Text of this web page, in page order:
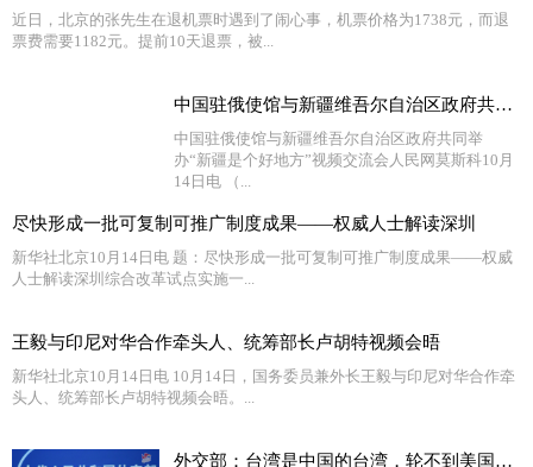
近日，北京的张先生在退机票时遇到了闹心事，机票价格为1738元，而退
票费需要1182元。提前10天退票，被...
中国驻俄使馆与新疆维吾尔自治区政府共同举办“新疆是个
中国驻俄使馆与新疆维吾尔自治区政府共同举
办“新疆是个好地方”视频交流会人民网莫斯科10月
14日电 （...
尽快形成一批可复制可推广制度成果——权威人士解读深圳
新华社北京10月14日电 题：尽快形成一批可复制可推广制度成果——权威
人士解读深圳综合改革试点实施一...
王毅与印尼对华合作牵头人、统筹部长卢胡特视频会晤
新华社北京10月14日电 10月14日，国务委员兼外长王毅与印尼对华合作牵
头人、统筹部长卢胡特视频会晤。...
外交部：台湾是中国的台湾，轮不到美国说三道四